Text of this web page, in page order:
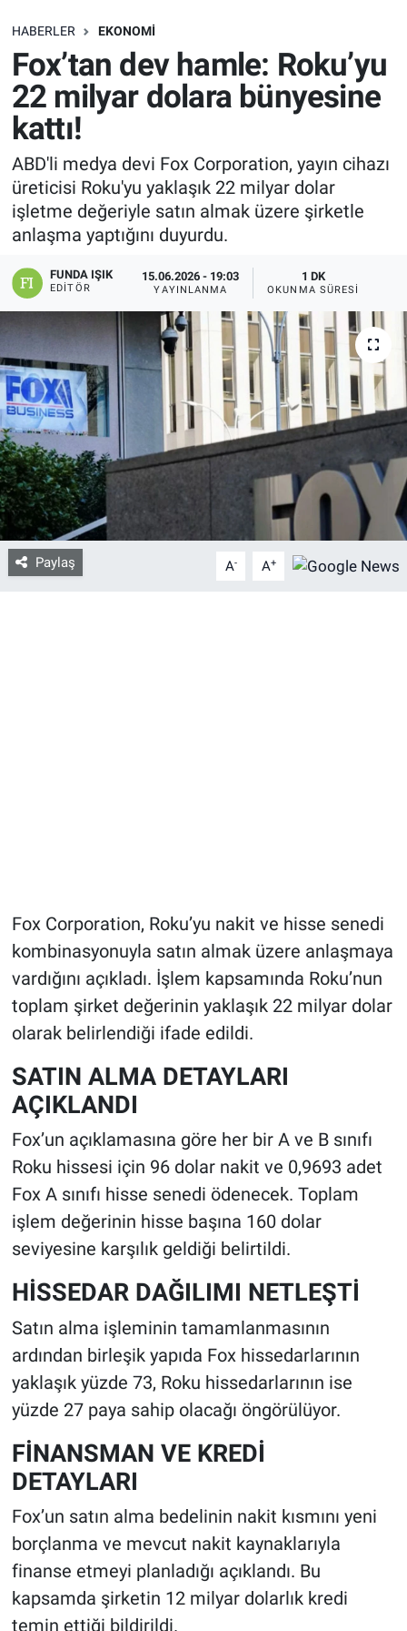
HABERLER EKONOMI
Fox’tan dev hamle: Roku’yu
22 milyar dolara bünyesine
kattı!
ABD'li medya devi Fox Corporation, yayın cihazı
üreticisi Roku'yu yaklaşık 22 milyar dolar
işletme değeriyle satın almak üzere şirketle
anlaşma yaptığını duyurdu.
FUNDA IŞIK
EDITÖR
15.06.2026 - 19:03
YAYINLANMA
1 DK
OKUNMA SÜRESI
Paylaş A- A+
Fox Corporation, Roku’yu nakit ve hisse senedi
kombinasyonuyla satın almak üzere anlaşmaya
vardığını açıkladı. İşlem kapsamında Roku’nun
toplam şirket değerinin yaklaşık 22 milyar dolar
olarak belirlendiği ifade edildi.
SATIN ALMA DETAYLARI
AÇIKLANDI
Fox’un açıklamasına göre her bir A ve B sınıfı
Roku hissesi için 96 dolar nakit ve 0,9693 adet
Fox A sınıfı hisse senedi ödenecek. Toplam
işlem değerinin hisse başına 160 dolar
seviyesine karşılık geldiği belirtildi.
HİSSEDAR DAĞILIMI NETLEŞTİ
Satın alma işleminin tamamlanmasının
ardından birleşik yapıda Fox hissedarlarının
yaklaşık yüzde 73, Roku hissedarlarının ise
yüzde 27 paya sahip olacağı öngörülüyor.
FİNANSMAN VE KREDİ
DETAYLARI
Fox’un satın alma bedelinin nakit kısmını yeni
borçlanma ve mevcut nakit kaynaklarıyla
finanse etmeyi planladığı açıklandı. Bu
kapsamda şirketin 12 milyar dolarlık kredi
temin ettiği bildirildi.
SAĞLIK
EKONOMİ
EĞİTİM
ÖZEL HABER
Keşfet
ASTROLOJİ
MANŞET
RESMİ İLANLAR
İLAN
Bize ulaşın
İletişim/Künye
Yaşam